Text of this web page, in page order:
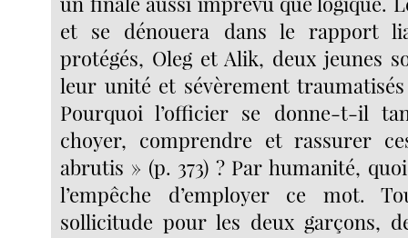
et se dénouera dans le rapport
protégés, Oleg et Alik, deux jeunes
leur unité et sévèrement
Pourquoi l’officier se donne-t-il
choyer, comprendre et rassurer
abrutis » (p. 373) ? Par humanité,
l’empêche d’employer ce mot.
sollicitude pour les deux garçons,